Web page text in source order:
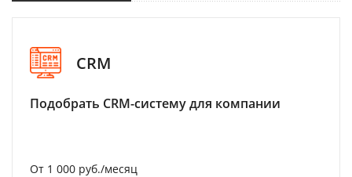
CRM
Подобрать CRM-систему для компании
От 1 000 руб./месяц